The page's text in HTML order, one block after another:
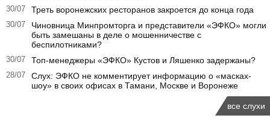
30/07 Треть воронежских ресторанов закроется до конца года
30/07
Чиновница Минпромторга и представители «ЭФКО» могли
быть замешаны в деле о мошенничестве с
беспилотниками?
30/07 Топ-менеджеры «ЭФКО» Кустов и Ляшенко задержаны?
28/07
Слух: ЭФКО не комментирует информацию о «масках-
шоу» в своих офисах в Тамани, Москве и Воронеже
все слухи